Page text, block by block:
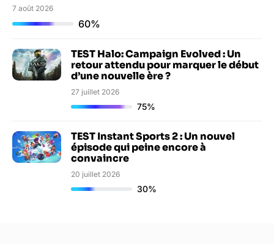
7 août 2026
60%
TEST Halo: Campaign Evolved : Un
retour attendu pour marquer le début
d’une nouvelle ère ?
27 juillet 2026
75%
TEST Instant Sports 2 : Un nouvel
épisode qui peine encore à
convaincre
20 juillet 2026
30%